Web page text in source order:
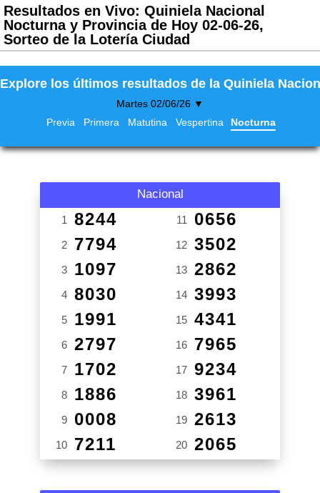
Resultados en Vivo: Quiniela Nacional
Nocturna y Provincia de Hoy 02-06-26,
Sorteo de la Lotería Ciudad
Explore los últimos resultados de la Quiniela
Martes 02/06/26 ▼
Previa
Primera Matutina Vespertina Nocturna
Nacional
1 8244
2 7794
3 1097
4 8030
5 1991
6 2797
7 1702
8 1886
9 0008
10 7211
11 0656
12 3502
13 2862
14 3993
15 4341
16 7965
17 9234
18 3961
19 2613
20 2065